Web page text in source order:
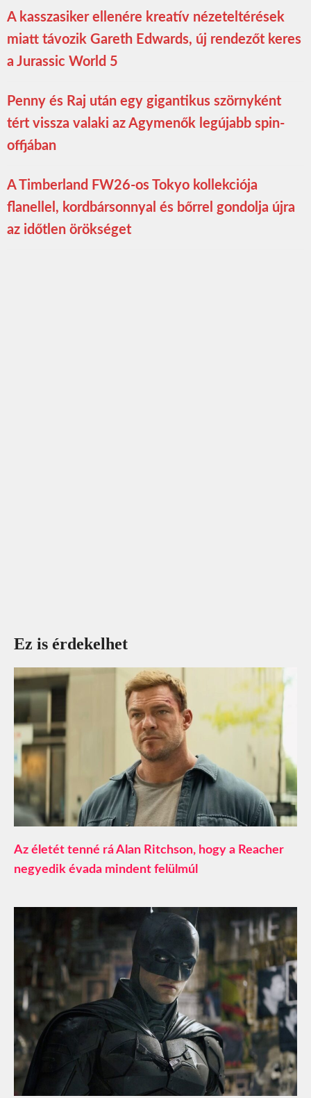
A kasszasiker ellenére kreatív nézeteltérések
miatt távozik Gareth Edwards, új rendezőt keres
a Jurassic World 5
Penny és Raj után egy gigantikus szörnyként
tért vissza valaki az Agymenők legújabb spin-
offjában
A Timberland FW26-os Tokyo kollekciója
flanellel, kordbársonnyal és bőrrel gondolja újra
az időtlen örökséget
Ez is érdekelhet
Az életét tenné rá Alan Ritchson, hogy a Reacher
negyedik évada mindent felülmúl